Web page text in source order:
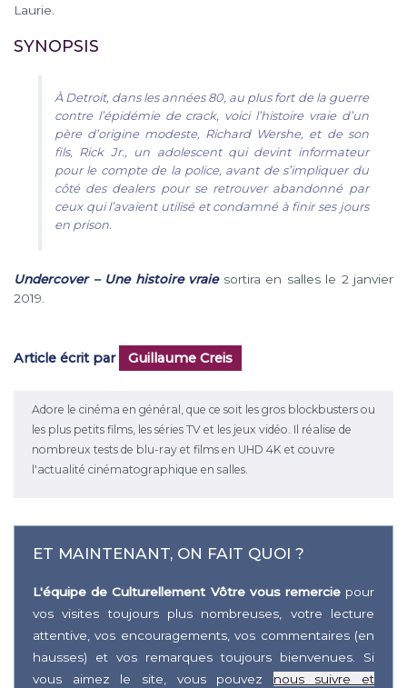
Laurie.
SYNOPSIS
À Detroit, dans les années 80, au plus fort de la guerre
contre l’épidémie de crack, voici l’histoire vraie d’un
père d’origine modeste, Richard Wershe, et de son
fils, Rick Jr., un adolescent qui devint informateur
pour le compte de la police, avant de s’impliquer du
côté des dealers pour se retrouver abandonné par
ceux qui l’avaient utilisé et condamné à finir ses jours
en prison.
Undercover – Une histoire vraiesortira en salles le 2 janvier
2019.
Article écrit par Guillaume Creis
Adore le cinéma en général, que ce soit les gros blockbusters ou
les plus petits films, les séries TV et les jeux vidéo. Il réalise de
nombreux tests de blu-ray et films en UHD 4K et couvre
l'actualité cinématographique en salles.
ET MAINTENANT, ON FAIT QUOI ?
L'équipe de Culturellement Vôtre vous remerciepour
vos visites toujours plus nombreuses, votre lecture
attentive, vos encouragements, vos commentaires (en
hausses) et vos remarques toujours bienvenues. Si
vous aimez le site, vous pouvez nous suivre et